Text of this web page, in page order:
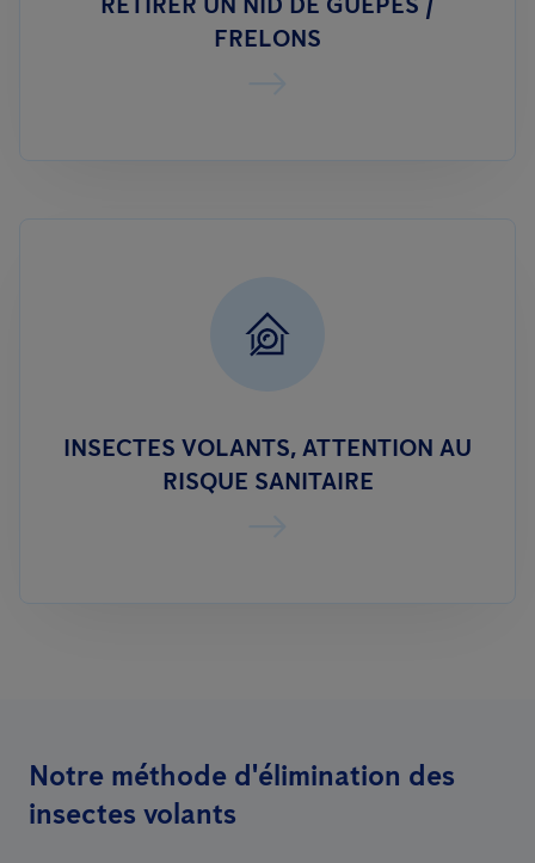
FRELONS
INSECTES VOLANTS, ATTENTION AU
RISQUE SANITAIRE
Notre méthode d'élimination des
insectes volants